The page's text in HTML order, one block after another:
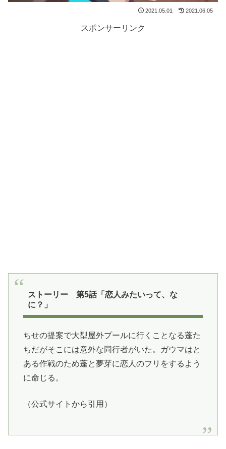
2021.05.01 2021.06.05
スポンサーリンク
ストーリー 第5話「恋人みたいって、な
に？」
ちせの提案で大型屋外プールに行くことなる蓬た
ちだがそこには意外な同行者がいた。ガウマはと
ある作戦のため蓬と夢芽に恋人のフリをするよう
に命じる。
（公式サイトから引用）